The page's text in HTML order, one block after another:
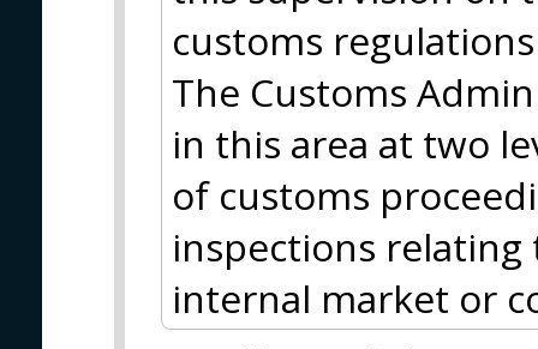
customs
The Customs
in this area at two
of customs
inspections
internal market or